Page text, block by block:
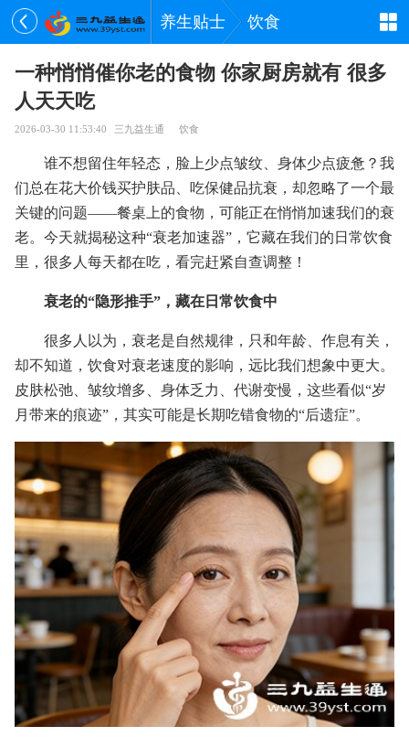
养生贴士 饮食
一种悄悄催你老的食物 你家厨房就有 很多
人天天吃
2026-03-30 11:53:40 三九益生通 饮食
谁不想留住年轻态，脸上少点皱纹、身体少点疲惫？我
们总在花大价钱买护肤品、吃保健品抗衰，却忽略了一个最
关键的问题——餐桌上的食物，可能正在悄悄加速我们的衰
老。今天就揭秘这种“衰老加速器”，它藏在我们的日常饮食
里，很多人每天都在吃，看完赶紧自查调整！
衰老的“隐形推手”，藏在日常饮食中
很多人以为，衰老是自然规律，只和年龄、作息有关，
却不知道，饮食对衰老速度的影响，远比我们想象中更大。
皮肤松弛、皱纹增多、身体乏力、代谢变慢，这些看似“岁
月带来的痕迹”，其实可能是长期吃错食物的“后遗症”。